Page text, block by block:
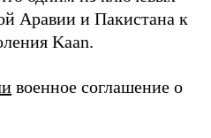
Аравии и Пакистана к
Kaan.
военное соглашение о